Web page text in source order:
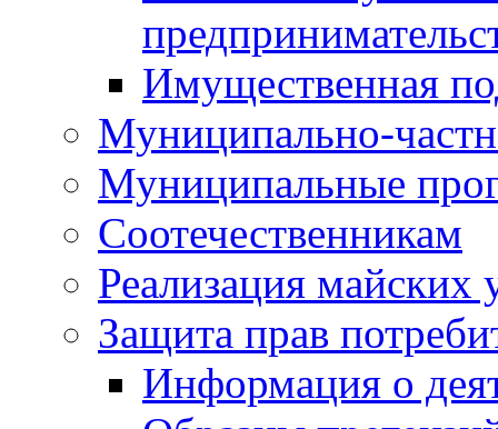
Имущественная
Муниципально-
Муниципальные
Соотечественникам
Реализация майских
Защита прав
Информация о